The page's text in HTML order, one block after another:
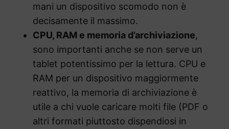
mani un dispositivo scomodo non è
decisamente il massimo.
CPU, RAM e memoria d’archiviazione,
sono importanti anche se non serve un
tablet potentissimo per la lettura. CPU e
RAM per un dispositivo maggiormente
reattivo, la memoria di archiviazione è
utile a chi vuole caricare molti file (PDF o
altri formati piuttosto dispendiosi in